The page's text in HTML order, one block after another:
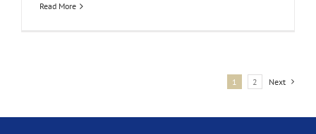
Read More
1 2 Next